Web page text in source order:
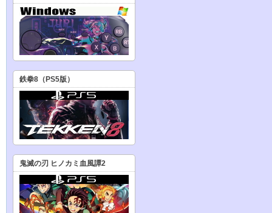
鉄拳8（PS5版）
鬼滅の刃 ヒノカミ血風譚2